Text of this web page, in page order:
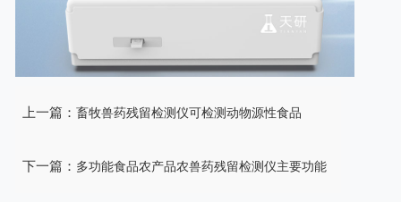
上一篇： 畜牧兽药残留检测仪可检测动物源性食品
下一篇： 多功能食品农产品农兽药残留检测仪主要功能